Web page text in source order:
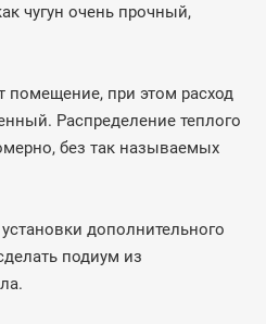
чугун очень прочный,
помещение, при этом расход
Распределение теплого
без так называемых
дополнительного
подиум из